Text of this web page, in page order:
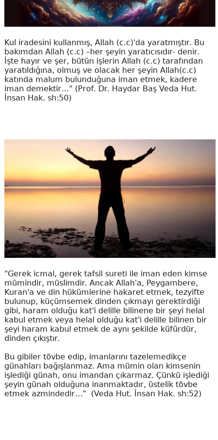
Kul iradesini kullanmış, Allah (c.c)'da yaratmıştır. Bu
bakımdan Allah (c.c) –her şeyin yaratıcısıdır- denir.
İşte hayır ve şer, bütün işlerin Allah (c.c) tarafından
yaratıldığına, olmuş ve olacak her şeyin Allah(c.c)
katında malum bulunduğuna iman etmek, kadere
iman demektir…" (Prof. Dr. Haydar Baş Veda Hut.
İnsan Hak. sh:50)
"Gerek icmal, gerek tafsil sureti ile iman eden kimse
mümindir, müslimdir. Ancak Allah'a, Peygambere,
Kuran'a ve din hükümlerine hakaret etmek, tezyifte
bulunup, küçümsemek dinden çıkmayı gerektirdiği
gibi, haram olduğu kat'i delille bilinene bir şeyi helal
kabul etmek veya helal olduğu kat'i delille bilinen bir
şeyi haram kabul etmek de aynı şekilde küfürdür,
dinden çıkıştır.
Bu gibiler tövbe edip, imanlarını tazelemedikçe
günahları bağışlanmaz. Ama mümin olan kimsenin
işlediği günah, onu imandan çıkarmaz. Çünkü işlediği
şeyin günah olduğuna inanmaktadır, üstelik tövbe
etmek azmindedir…" (Veda Hut. İnsan Hak. sh:52)